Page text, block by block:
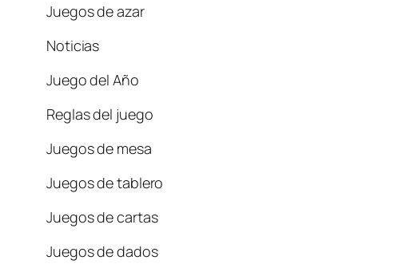
Juegos de azar
Noticias
Juego del Año
Reglas del juego
Juegos de mesa
Juegos de tablero
Juegos de cartas
Juegos de dados